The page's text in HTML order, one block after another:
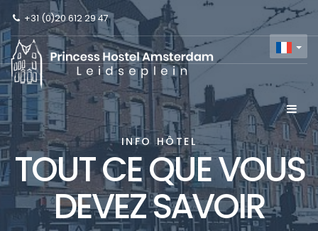
+31 (0)20 612 29 47
INFO HÔTEL
TOUT CE QUE VOUS
DEVEZ SAVOIR